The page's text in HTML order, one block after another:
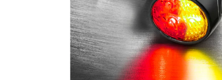
BUELL XB12S CUSTOM CAFE RACER
690 000 Kč